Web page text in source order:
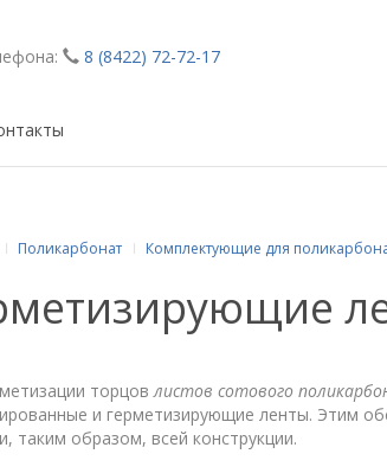
8 (8422) 72-72-17
Поликарбонат Комплектующие для
торцовлистов сотового
и герметизирующие ленты. Этим
таким образом, всей конструкции.